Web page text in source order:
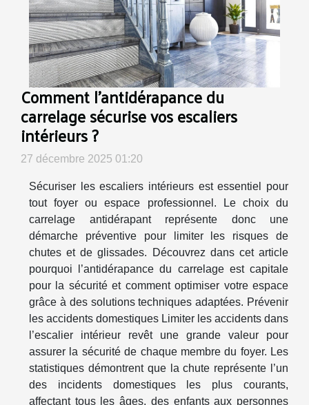
Comment l'antidérapance du
carrelage sécurise vos escaliers
intérieurs ?
27 décembre 2025 01:20
Sécuriser les escaliers intérieurs est essentiel pour
tout foyer ou espace professionnel. Le choix du
carrelage antidérapant représente donc une
démarche préventive pour limiter les risques de
chutes et de glissades. Découvrez dans cet article
pourquoi l’antidérapance du carrelage est capitale
pour la sécurité et comment optimiser votre espace
grâce à des solutions techniques adaptées. Prévenir
les accidents domestiques Limiter les accidents dans
l’escalier intérieur revêt une grande valeur pour
assurer la sécurité de chaque membre du foyer. Les
statistiques démontrent que la chute représente l’un
des incidents domestiques les plus courants,
affectant tous les âges, des enfants aux personnes